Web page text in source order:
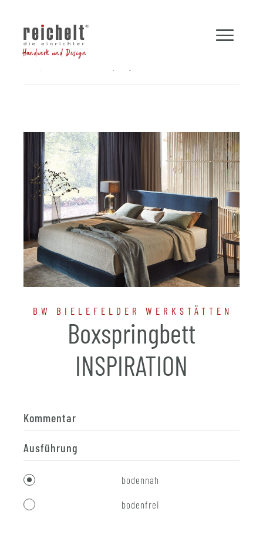
Handwerk und Design
BW BIELEFELDER WERKSTÄTTEN
Boxspringbett
INSPIRATION
Kommentar
Ausführung
bodennah
bodenfrei